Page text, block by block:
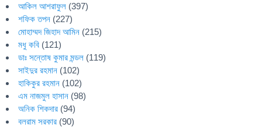
আকিল আশরাফুল (397)
শফিক তপন (227)
মোহাম্মদ জিহাদ আমিন (215)
মধু কবি (121)
ডাঃ সন্তোষ কুমার মন্ডল (119)
সাইদুর রহমান (102)
হাকিকুর রহমান (102)
এম নাজমুল হাসান (98)
অনিক শিকদার (94)
বলরাম সরকার (90)